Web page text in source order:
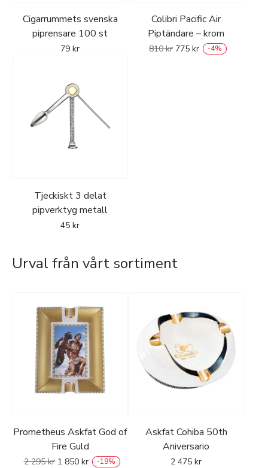
Cigarrummets svenska
piprensare 100 st
79 kr
Colibri Pacific Air
Piptändare – krom
810kr 775 kr -4%
Tjeckiskt 3 delat
pipverktyg metall
45 kr
Urval från vårt sortiment
Prometheus Askfat God of
Fire Guld
2 295kr 1 850 kr -19%
Askfat Cohiba 50th
Aniversario
2 475 kr